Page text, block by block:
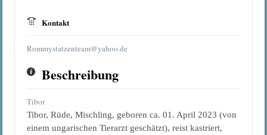
Kontakt
Rommystatzenteam@yahoo.de
Beschreibung
Tibor
Tibor, Rüde, Mischling, geboren ca. 01. April 2023 (von
einem ungarischen Tierarzt geschätzt), reist kastriert,